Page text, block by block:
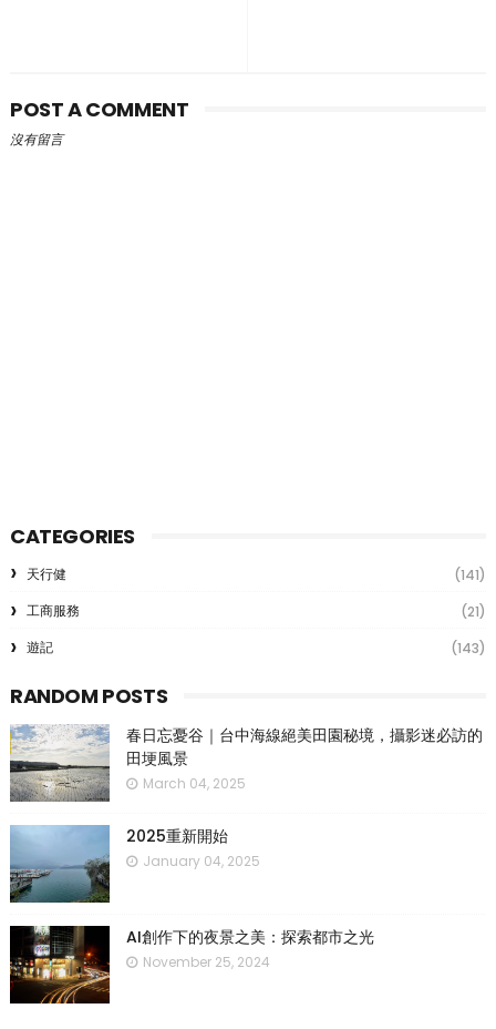
POST A COMMENT
沒有留言
CATEGORIES
天行健
(141)
工商服務
(21)
遊記
(143)
RANDOM POSTS
春日忘憂谷｜台中海線絕美田園秘境，攝影迷必訪的
田埂風景
March 04, 2025
2025重新開始
January 04, 2025
AI創作下的夜景之美：探索都市之光
November 25, 2024